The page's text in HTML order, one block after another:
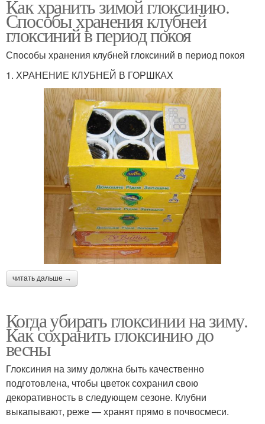
Как хранить зимой глоксинию.
Способы хранения клубней
глоксиний в период покоя
Способы хранения клубней глоксиний в период покоя
1. ХРАНЕНИЕ КЛУБНЕЙ В ГОРШКАХ
читать дальше →
Когда убирать глоксинии на зиму.
Как сохранить глоксинию до
весны
Глоксиния на зиму должна быть качественно
подготовлена, чтобы цветок сохранил свою
декоративность в следующем сезоне. Клубни
выкапывают, реже — хранят прямо в почвосмеси.